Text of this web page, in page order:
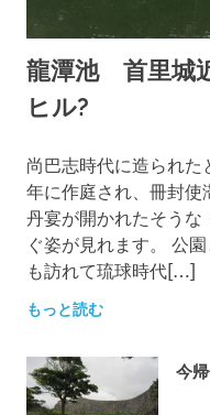
龍潭池 首里城
ヒル?
尚巴志時代に造られ
年に作庭され、冊封使
丹宴が開かれたそうな
ぐ姿が見れます。 公
も訪れて琉球時代[…]
もっと読む
今